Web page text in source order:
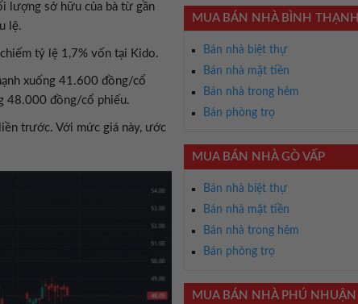
lượng sở hữu của bà từ gần
lệ.
tỷ lệ 1,7% vốn tại Kido.
xuống 41.600 đồng/cổ
48.000 đồng/cổ phiếu.
trước. Với mức giá này, ước
MUA BÁN NHÀ BÌNH THẠNH
Bán nhà biệt thự
Bán nhà mặt tiền
Bán nhà trong hẻm
Bán phòng trọ
MUA BÁN NHÀ GÒ VẤP
Bán nhà biệt thự
Bán nhà mặt tiền
Bán nhà trong hẻm
Bán phòng trọ
MUA BÁN NHÀ PHÚ NHUẬN